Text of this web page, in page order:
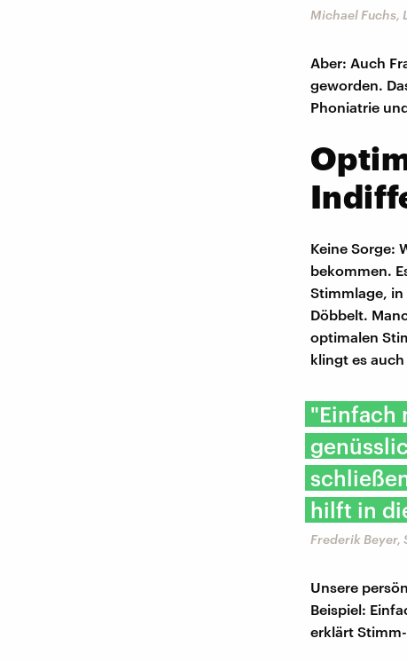
Michael Fuchs,
Aber: Auch
geworden.
Phoniatrie
Keine Sorge:
bekommen.
Stimmlage,
Döbbelt.
optimalen
klingt es
"Einfach
hilft in
Frederik
Unsere
Beispiel:
erklärt